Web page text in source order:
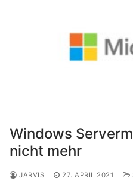
Windows
nicht mehr
JARVIS 27. APRIL 2021